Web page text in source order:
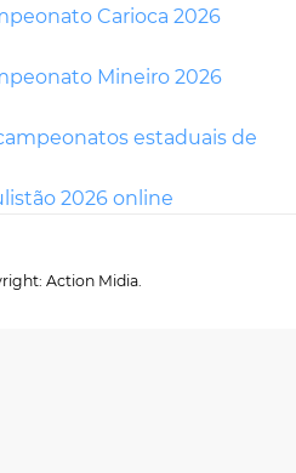
Carioca 2026
Mineiro 2026
estaduais de
2026 online
Action Midia.